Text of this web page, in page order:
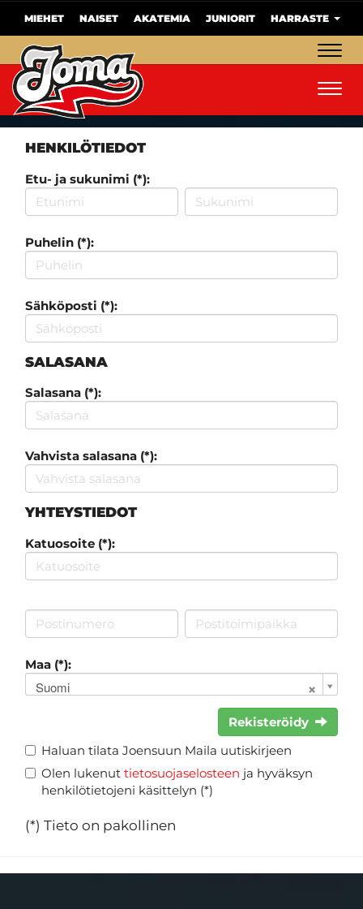
MIEHET NAISET AKATEMIA JUNIORIT HARRASTE
HENKILÖTIEDOT
Etu- ja sukunimi (*):
Puhelin (*):
Sähköposti (*):
SALASANA
Salasana (*):
Vahvista salasana (*):
YHTEYSTIEDOT
Katuosoite (*):
Maa (*):
Suomi
Rekisteröidy
Haluan tilata Joensuun Maila uutiskirjeen
Olen lukenut tietosuojaselosteen ja hyväksyn
henkilötietojeni käsittelyn (*)
(*) Tieto on pakollinen